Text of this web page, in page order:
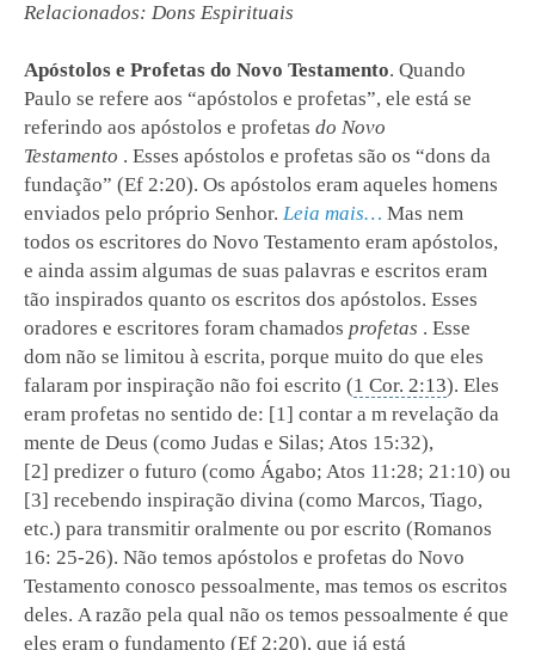
Relacionados: Dons Espirituais
Apóstolos e Profetas do Novo Testamento. Quando
Paulo se refere aos “apóstolos e profetas”, ele está se
referindo aos apóstolos e profetas do Novo
Testamento . Esses apóstolos e profetas são os “dons da
fundação” (Ef 2:20). Os apóstolos eram aqueles homens
enviados pelo próprio Senhor. Leia mais… Mas nem
todos os escritores do Novo Testamento eram apóstolos,
e ainda assim algumas de suas palavras e escritos eram
tão inspirados quanto os escritos dos apóstolos. Esses
oradores e escritores foram chamados profetas . Esse
dom não se limitou à escrita, porque muito do que eles
falaram por inspiração não foi escrito (1 Cor. 2:13). Eles
eram profetas no sentido de: [1] contar a m revelação da
mente de Deus (como Judas e Silas; Atos 15:32),
[2] predizer o futuro (como Ágabo; Atos 11:28; 21:10) ou
[3] recebendo inspiração divina (como Marcos, Tiago,
etc.) para transmitir oralmente ou por escrito (Romanos
16: 25-26). Não temos apóstolos e profetas do Novo
Testamento conosco pessoalmente, mas temos os escritos
deles. A razão pela qual não os temos pessoalmente é que
eles eram o fundamento (Ef 2:20), que já está